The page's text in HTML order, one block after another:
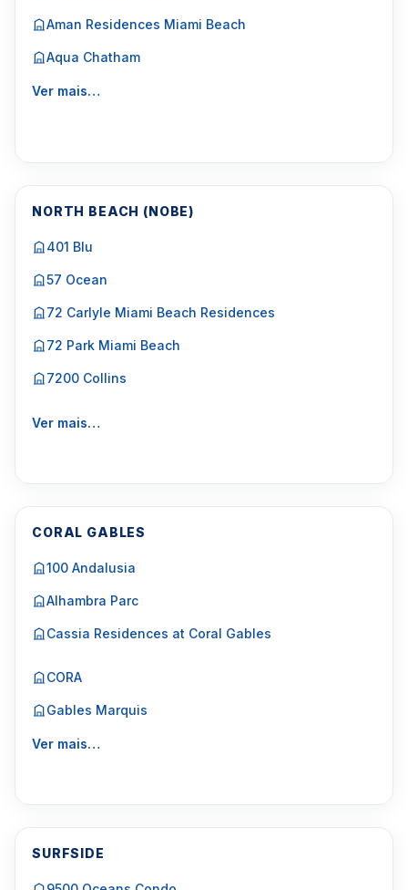
Aman Residences Miami Beach
Aqua Chatham
Ver mais…
NORTH BEACH (NOBE)
401 Blu
57 Ocean
72 Carlyle Miami Beach Residences
72 Park Miami Beach
7200 Collins
Ver mais…
CORAL GABLES
100 Andalusia
Alhambra Parc
Cassia Residences at Coral Gables
CORA
Gables Marquis
Ver mais…
SURFSIDE